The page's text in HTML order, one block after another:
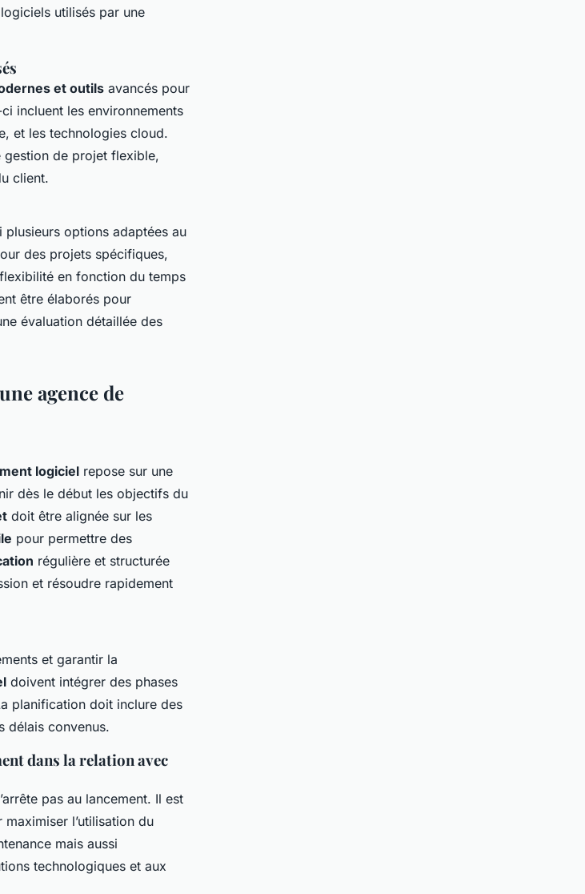
utilisés par une
et outils avancés pour
incluent les environnements
et les technologies cloud.
gestion de projet flexible,
client.
options adaptées au
des projets spécifiques,
en fonction du temps
être élaborés pour
évaluation détaillée des
agence de
logiciel repose sur une
dès le début les objectifs du
doit être alignée sur les
pour permettre des
régulière et structurée
et résoudre rapidement
et garantir la
doivent intégrer des phases
planification doit inclure des
délais convenus.
dans la relation avec
pas au lancement. Il est
l’utilisation du
mais aussi
technologiques et aux